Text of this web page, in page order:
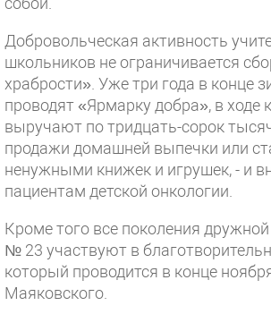
Добровольческая активность
школьников не ограничивается
храбрости». Уже три года в конце
проводят «Ярмарку добра», в ходе
выручают по тридцать-сорок
продажи домашней выпечки или
ненужными книжек и игрушек, - и
пациентам детской онкологии.
Кроме того все поколения
№ 23 участвуют в
который проводится в конце
Маяковского.